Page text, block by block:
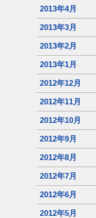
2013年4月
2013年3月
2013年2月
2013年1月
2012年12月
2012年11月
2012年10月
2012年9月
2012年8月
2012年7月
2012年6月
2012年5月